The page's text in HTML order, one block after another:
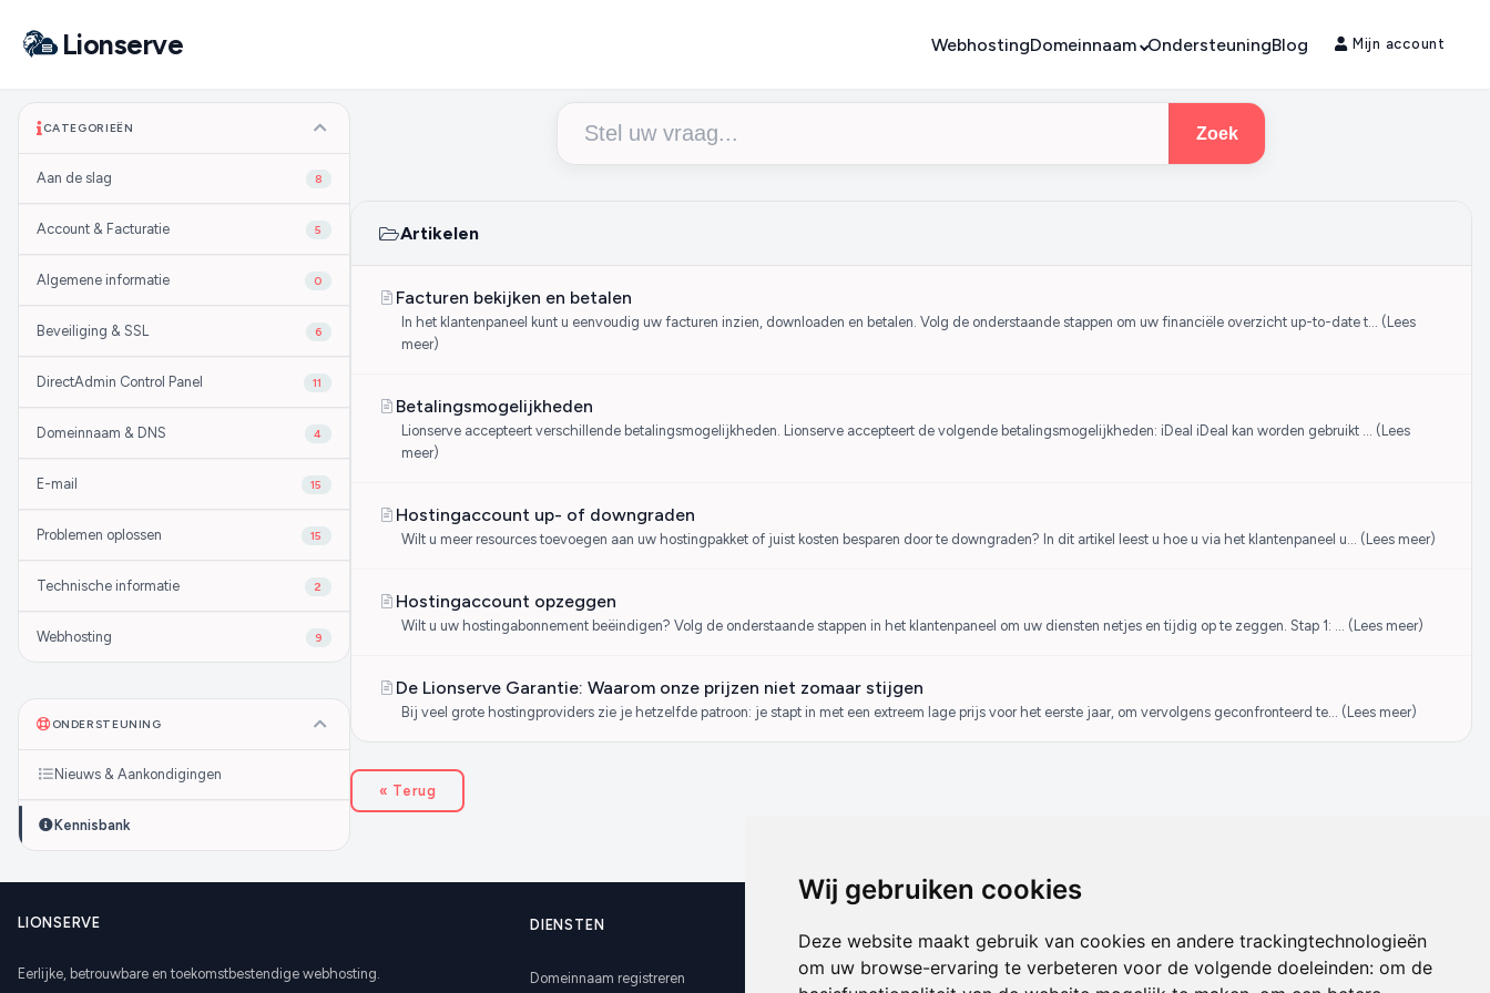
Wij gebruiken cookies
Deze website maakt gebruik van cookies en andere trackingtechnologieën
om uw browse-ervaring te verbeteren voor de volgende doeleinden: om de
Lionserve WebhostingDomeinnaam OndersteuningBlog Mijn account
CATEGORIEËN
Aan de slag 8
Account & Facturatie 5
Algemene informatie 0
Beveiliging & SSL 6
DirectAdmin Control Panel 11
Domeinnaam & DNS 4
E-mail 15
Problemen oplossen 15
Technische informatie 2
Webhosting 9
ONDERSTEUNING
Nieuws & Aankondigingen
Kennisbank
Zoek
Artikelen
Facturen bekijken en betalen
In het klantenpaneel kunt u eenvoudig uw facturen inzien, downloaden en betalen. Volg de onderstaande stappen om uw financiële overzicht up-to-date t… (Lees
meer)
Betalingsmogelijkheden
Lionserve accepteert verschillende betalingsmogelijkheden. Lionserve accepteert de volgende betalingsmogelijkheden: iDeal iDeal kan worden gebruikt … (Lees
meer)
Hostingaccount up- of downgraden
Wilt u meer resources toevoegen aan uw hostingpakket of juist kosten besparen door te downgraden? In dit artikel leest u hoe u via het klantenpaneel u… (Lees meer)
Hostingaccount opzeggen
Wilt u uw hostingabonnement beëindigen? Volg de onderstaande stappen in het klantenpaneel om uw diensten netjes en tijdig op te zeggen. Stap 1: … (Lees meer)
De Lionserve Garantie: Waarom onze prijzen niet zomaar stijgen
Bij veel grote hostingproviders zie je hetzelfde patroon: je stapt in met een extreem lage prijs voor het eerste jaar, om vervolgens geconfronteerd te… (Lees meer)
« Terug
LIONSERVE
Eerlijke, betrouwbare en toekomstbestendige webhosting.
DIENSTEN
Domeinnaam registreren Kennisbank Over ons